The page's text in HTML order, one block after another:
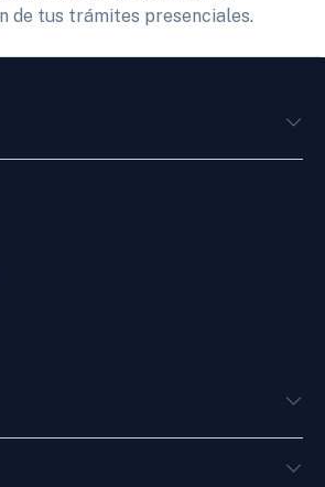
de tus trámites presenciales.